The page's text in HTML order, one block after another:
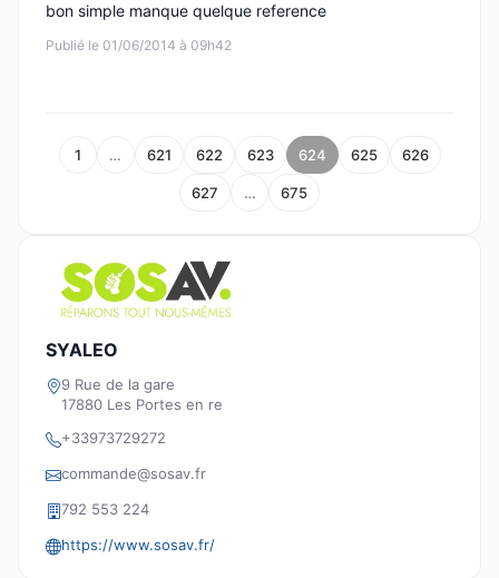
Publié le 01/06/2014 à 09h42
bon simple manque quelque reference
1 … 621 622 623 624 625 626
627 … 675
SYALEO
9 Rue de la gare
17880 Les Portes en re
+33973729272
commande@sosav.fr
792 553 224
https://www.sosav.fr/